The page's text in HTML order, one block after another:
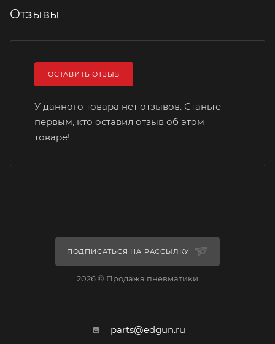
Отзывы
ОСТАВИТЬ ОТЗЫВ
У данного товара нет отзывов. Станьте
первым, кто оставил отзыв об этом
товаре!
ПОДПИСАТЬСЯ НА РАССЫЛКУ
2026 © Продажа пневматики
parts@edgun.ru